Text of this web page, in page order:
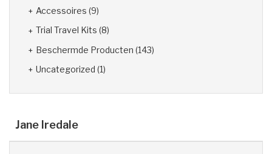
Accessoires (9)
Trial Travel Kits (8)
Beschermde Producten (143)
Uncategorized (1)
Jane Iredale